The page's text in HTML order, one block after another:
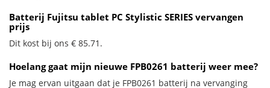
Batterij Fujitsu tablet PC Stylistic SERIES vervangen
prijs
Dit kost bij ons € 85.71.
Hoelang gaat mijn nieuwe FPB0261 batterij weer mee?
Je mag ervan uitgaan dat je FPB0261 batterij na vervanging